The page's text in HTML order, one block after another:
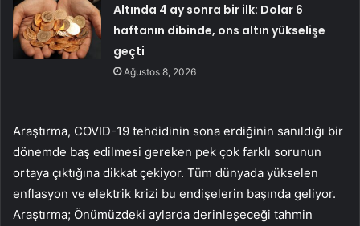
Altında 4 ay sonra bir ilk: Dolar 6
haftanın dibinde, ons altın yükselişe
geçti
Ağustos 8, 2026
Araştırma, COVID-19 tehdidinin sona erdiğinin sanıldığı bir
dönemde baş edilmesi gereken pek çok farklı sorunun
ortaya çıktığına dikkat çekiyor. Tüm dünyada yükselen
enflasyon ve elektrik krizi bu endişelerin başında geliyor.
Araştırma; Önümüzdeki aylarda derinleşeceği tahmin